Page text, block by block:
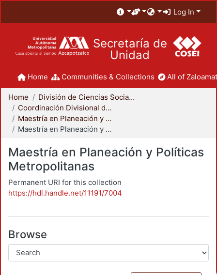
Log In
Secretaría de
Unidad
Home Communities & Collections All of
Home
División de Ciencias Sociales y Humanidades
Coordinación Divisional de Posgrado
Maestría en Planeación y Políticas Metropolitanas
Maestría en Planeación y Políticas Metropolitanas
Maestría en Planeación y Políticas
Metropolitanas
Permanent URI for this collection
https://hdl.handle.net/11191/7004
Browse